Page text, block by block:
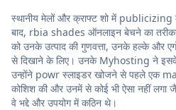
स्थानीय मेलों और क्राफ्ट शो में
बाद, rbia shades ऑनलाइन बेचने का
को उनके उत्पाद की गुणवत्ता, उनके हल्के और
से दिखाने के लिए। उनके Myhosting ने इसके
उन्होंने powr स्लाइडर खोजने से पहले एक
कोशिश की और उनमें से कोई भी ऐसा नहीं
वे भद्दे और उपयोग में कठिन थे।